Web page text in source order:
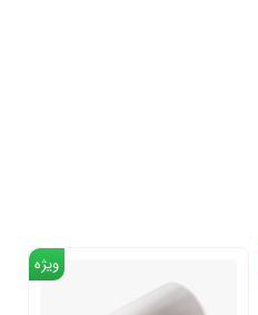
ویژه